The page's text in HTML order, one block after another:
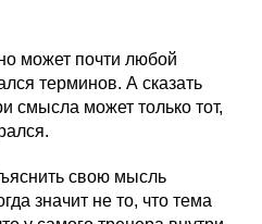
может почти любой
терминов. А сказать
смысла может только тот,
свою мысль
значит не то, что тема